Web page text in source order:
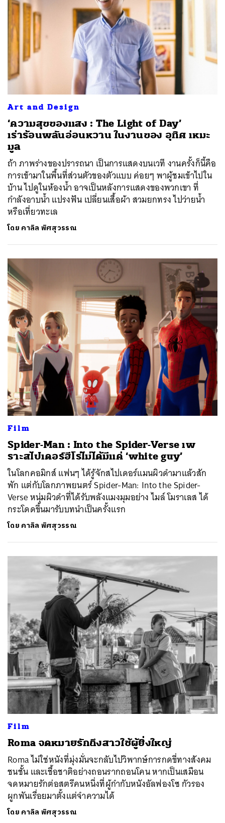
Art and Design
‘ความสุขของแสง : The Light of Day’
เร่าร้อนพลันอ่อนหวาน ในงานของ อุทิศ เหมะ
มูล
ถ้า ภาพร่างของปรารถนา เป็นการแสดงบนเวที งานครั้งก็นี้คือ
การเข้ามาในพื้นที่ส่วนตัวของตัวแบบ ค่อยๆ พาผู้ชมเข้าไปใน
บ้าน ไปดูในห้องน้ำ อาจเป็นหลังการแสดงของพวกเขา ที่
กำลังอาบน้ำ แปรงฟัน เปลี่ยนเสื้อผ้า สวมยกทรง ไปว่ายน้ำ
หรือเที่ยวทะเล
โดย คาลิล พิศสุวรรณ
Film
Spider-Man : Into the Spider-Verse เพ
ราะสไปเดอร์ฮีโร่ไม่ได้มีแค่ ‘white guy’
ในโลกคอมิกส์ แฟนๆ ได้รู้จักสไปเดอร์แมนผิวดำมาแล้วสัก
พัก แต่กับโลกภาพยนตร์ Spider-Man: Into the Spider-
Verse หนุ่มผิวดำที่ได้รับพลังแมงมุมอย่าง ไมล์ โมราเลส ได้
กระโดดขึ้นมารับบทนำเป็นครั้งแรก
โดย คาลิล พิศสุวรรณ
Film
Roma จดหมายรักถึงสาวใช้ผู้ยิ่งใหญ่
Roma ไม่ใช่หนังที่มุ่งมั่นจะกลับไปวิพากษ์การกดขี่ทางสังคม
ชนชั้น และเชื้อชาติอย่างถอนรากถอนโคน หากเป็นเสมือน
จดหมายรักต่อสตรีคนหนึ่งที่ผู้กำกับหนังอัลฟองโซ กัวรอง
ผูกพันเรื่อยมาตั้งแต่จำความได้
โดย คาลิล พิศสุวรรณ